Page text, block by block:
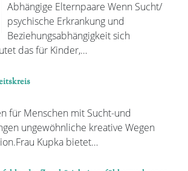
Abhängige Elternpaare Wenn Sucht/
psychische Erkrankung und
Beziehungsabhängigkeit sich
das für Kinder,…
für Menschen mit Sucht-und
ungewöhnliche kreative Wegen
Kupka bietet…